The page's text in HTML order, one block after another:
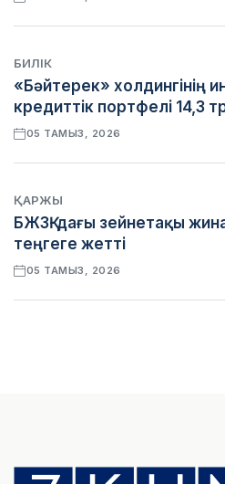
БИЛІК
«Бәйтерек» холдингінің
кредиттік портфелі 14,3
05 ТАМЫЗ, 2026
ҚАРЖЫ
БЖЗҚ-дағы зейнетақы
теңгеге жетті
05 ТАМЫЗ, 2026
БИЗНЕС